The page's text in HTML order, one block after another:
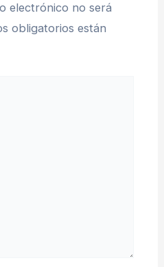
electrónico no será
obligatorios están